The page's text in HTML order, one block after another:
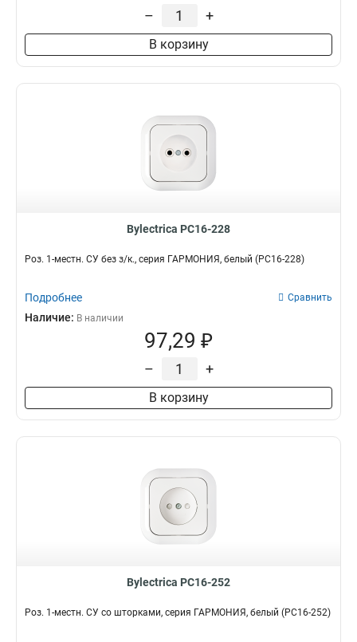
– +
В корзину
Bylectrica РС16-228
Роз. 1-местн. СУ без з/к., серия ГАРМОНИЯ, белый (РС16-228)
Подробнее Сравнить
Наличие: В наличии
97,29 ₽
– +
В корзину
Bylectrica РС16-252
Роз. 1-местн. СУ со шторками, серия ГАРМОНИЯ, белый (РС16-252)